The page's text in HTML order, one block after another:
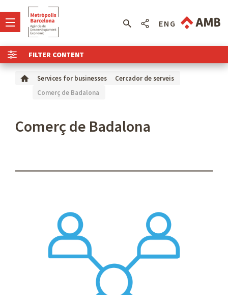
FILTER CONTENT
ENG
Services for businesses
Cercador de serveis
Comerç de Badalona
Comerç de Badalona